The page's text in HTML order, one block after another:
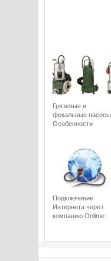
Грязевые и
фекальные насосы.
Особенности
Подключение
Интернета через
компанию Onlime